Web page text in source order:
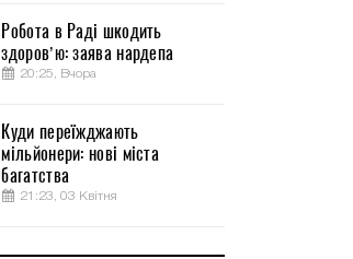
Робота в Раді шкодить
здоров’ю: заява нардепа
20:25, Вчора
Куди переїжджають
мільйонери: нові міста
багатства
21:23, 03 Квітня